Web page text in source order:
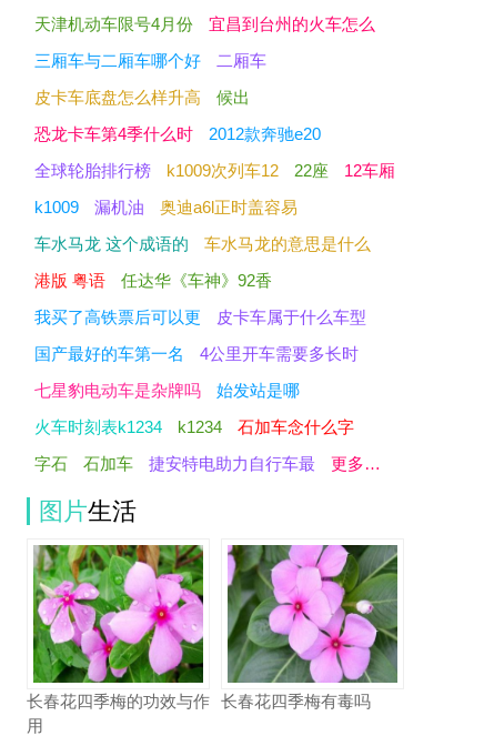
天津机动车限号4月份
宜昌到台州的火车怎么
三厢车与二厢车哪个好
二厢车
皮卡车底盘怎么样升高
候出
恐龙卡车第4季什么时
2012款奔驰e20
全球轮胎排行榜
k1009次列车12 22座
12车厢
k1009
漏机油
奥迪a6l正时盖容易
车水马龙 这个成语的
车水马龙的意思是什么
港版 粤语
任达华《车神》92香
我买了高铁票后可以更
皮卡车属于什么车型
国产最好的车第一名
4公里开车需要多长时
七星豹电动车是杂牌吗
始发站是哪
火车时刻表k1234
k1234
石加车念什么字
字石
石加车 捷安特电助力自行车最 更多…
图片生活
长春花四季梅的功效与作
用
长春花四季梅有毒吗